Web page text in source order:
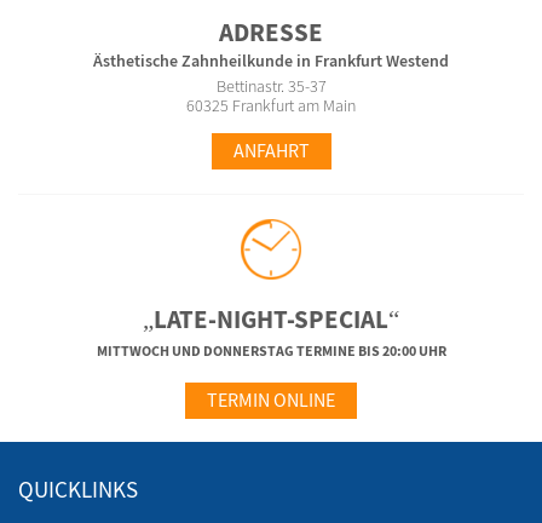
ADRESSE
Ästhetische Zahnheilkunde in Frankfurt Westend
Bettinastr. 35-37
60325 Frankfurt am Main
ANFAHRT
„LATE-NIGHT-SPECIAL“
MITTWOCH UND DONNERSTAG TERMINE BIS 20:00 UHR
TERMIN ONLINE
QUICKLINKS